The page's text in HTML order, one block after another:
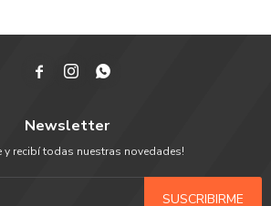
  
Newsletter
y recibí todas nuestras novedades!
SUSCRIBIRME